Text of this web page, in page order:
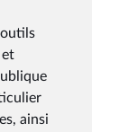
et
ainsi